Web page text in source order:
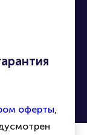
оферты,